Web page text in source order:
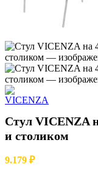
Cтул VICENZA
и столиком
9.179 ₽